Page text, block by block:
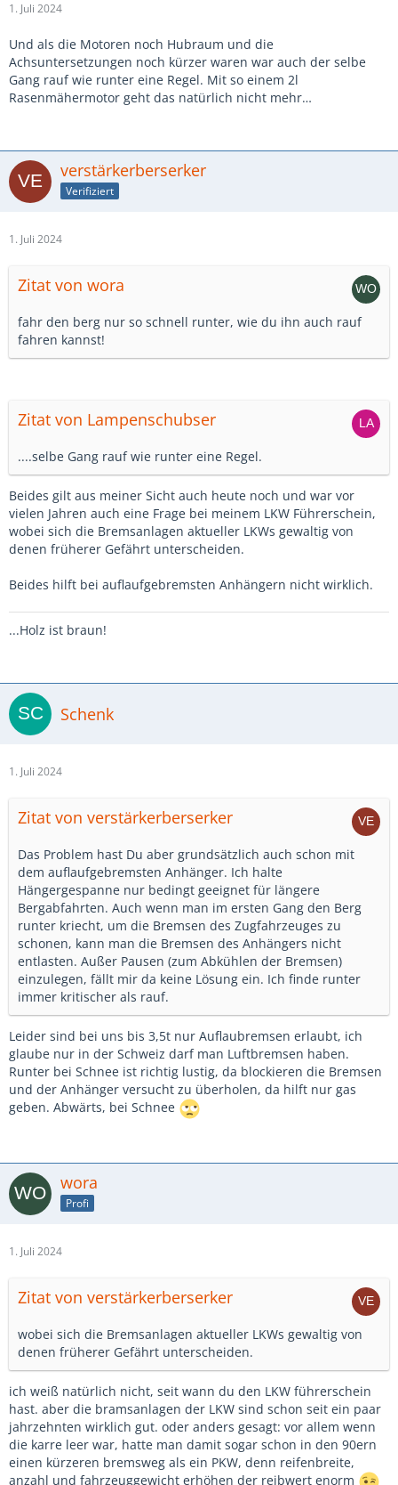
1. Juli 2024
Und als die Motoren noch Hubraum und die
Achsuntersetzungen noch kürzer waren war auch der selbe
Gang rauf wie runter eine Regel. Mit so einem 2l
Rasenmähermotor geht das natürlich nicht mehr…
verstärkerberserker
Verifiziert
1. Juli 2024
Zitat von wora
fahr den berg nur so schnell runter, wie du ihn auch rauf
fahren kannst!
Zitat von Lampenschubser
....selbe Gang rauf wie runter eine Regel.
Beides gilt aus meiner Sicht auch heute noch und war vor
vielen Jahren auch eine Frage bei meinem LKW Führerschein,
wobei sich die Bremsanlagen aktueller LKWs gewaltig von
denen früherer Gefährt unterscheiden.
Beides hilft bei auflaufgebremsten Anhängern nicht wirklich.
...Holz ist braun!
Schenk
1. Juli 2024
Zitat von verstärkerberserker
Das Problem hast Du aber grundsätzlich auch schon mit
dem auflaufgebremsten Anhänger. Ich halte
Hängergespanne nur bedingt geeignet für längere
Bergabfahrten. Auch wenn man im ersten Gang den Berg
runter kriecht, um die Bremsen des Zugfahrzeuges zu
schonen, kann man die Bremsen des Anhängers nicht
entlasten. Außer Pausen (zum Abkühlen der Bremsen)
einzulegen, fällt mir da keine Lösung ein. Ich finde runter
immer kritischer als rauf.
Leider sind bei uns bis 3,5t nur Auflaubremsen erlaubt, ich
glaube nur in der Schweiz darf man Luftbremsen haben.
Runter bei Schnee ist richtig lustig, da blockieren die Bremsen
und der Anhänger versucht zu überholen, da hilft nur gas
geben. Abwärts, bei Schnee
wora
Profi
1. Juli 2024
Zitat von verstärkerberserker
wobei sich die Bremsanlagen aktueller LKWs gewaltig von
denen früherer Gefährt unterscheiden.
ich weiß natürlich nicht, seit wann du den LKW führerschein
hast. aber die bramsanlagen der LKW sind schon seit ein paar
jahrzehnten wirklich gut. oder anders gesagt: vor allem wenn
die karre leer war, hatte man damit sogar schon in den 90ern
einen kürzeren bremsweg als ein PKW, denn reifenbreite,
anzahl und fahrzeuggewicht erhöhen der reibwert enorm